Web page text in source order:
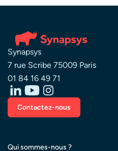
Synapsys
7 rue Scribe 75009 Paris
01 84 16 49 71
Contactez-nous
Qui sommes-nous ?